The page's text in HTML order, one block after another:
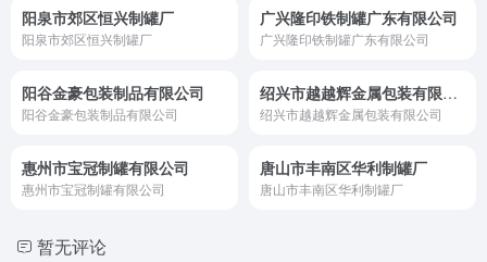
阳泉市郊区恒兴制罐厂
阳泉市郊区恒兴制罐厂
广兴隆印铁制罐广东有限公司
广兴隆印铁制罐广东有限公司
阳谷金豪包装制品有限公司
阳谷金豪包装制品有限公司
绍兴市越越辉金属包装有限公司
绍兴市越越辉金属包装有限公司
惠州市宝冠制罐有限公司
惠州市宝冠制罐有限公司
唐山市丰南区华利制罐厂
唐山市丰南区华利制罐厂
暂无评论